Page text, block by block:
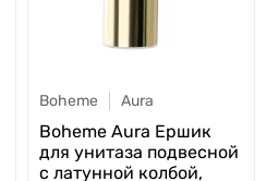
Boheme Aura
Boheme Aura Ершик
для унитаза подвесной
с латунной колбой,